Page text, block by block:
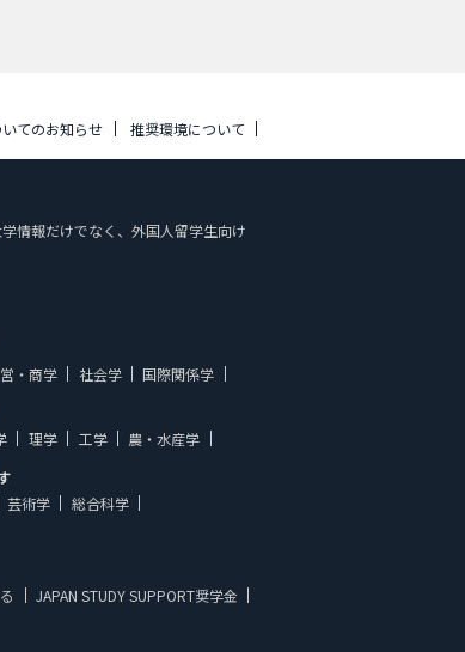
てのお知らせ 推奨環境について
情報だけでなく、外国人留学生向け
・商学 社会学
国際関係学
理学 工学
農・水産学
芸術学 総合科学
JAPAN STUDY SUPPORT奨学金